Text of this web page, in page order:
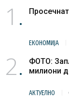
1
ЕКОНОМИЈА
2
ФОТО:
милиони
АКТУЕЛНО